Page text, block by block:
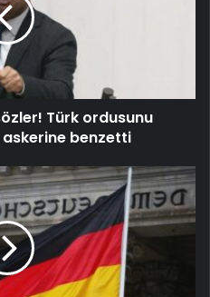
Türk ordusunu
askerine benzetti